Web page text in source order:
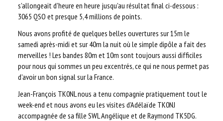
s'allongeait d'heure en heure jusqu'au résultat final ci-dessous :
3065 QSO et presque 5,4 millions de points.
Nous avons profité de quelques belles ouvertures sur 15m le
samedi après-midi et sur 40m la nuit où le simple dipôle a fait des
merveilles ! Les bandes 80m et 10m sont toujours aussi difficiles
pour nous qui sommes un peu excentrés, ce qui ne nous permet pas
d'avoir un bon signal sur la France.
Jean-François TK0NL nous a tenu compagnie pratiquement tout le
week-end et nous avons eu les visites d'Adélaïde TK0NJ
accompagnée de sa fille SWL Angélique et de Raymond TK5DG.